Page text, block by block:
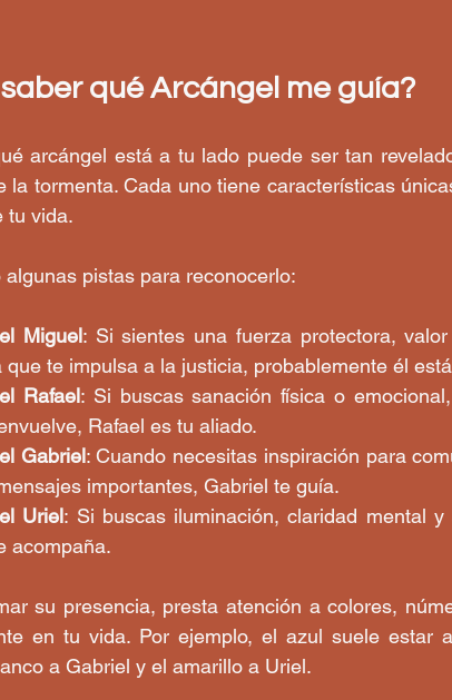
qué Arcángel me guía?
arcángel está a tu lado puede ser tan
la tormenta. Cada uno tiene características
tu vida.
algunas pistas para reconocerlo:
Miguel: Si sientes una fuerza protectora,
que te impulsa a la justicia, probablemente él
Rafael: Si buscas sanación física o
Rafael es tu aliado.
Gabriel: Cuando necesitas inspiración para
importantes, Gabriel te guía.
Uriel: Si buscas iluminación, claridad mental
acompaña.
su presencia, presta atención a colores,
en tu vida. Por ejemplo, el azul suele estar
a Gabriel y el amarillo a Uriel.